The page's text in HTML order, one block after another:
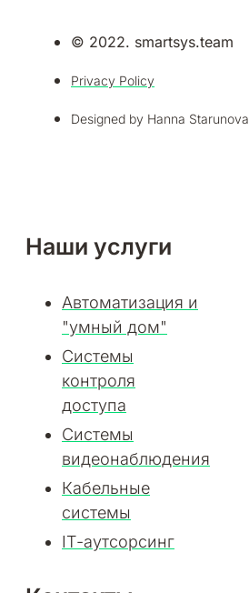
© 2022. smartsys.team
Privacy Policy
Designed by Hanna Starunova
Наши услуги
Автоматизация и
"умный дом"
Системы
контроля
доступа
Системы
видеонаблюдения
Кабельные
системы
ІТ-аутсорсинг